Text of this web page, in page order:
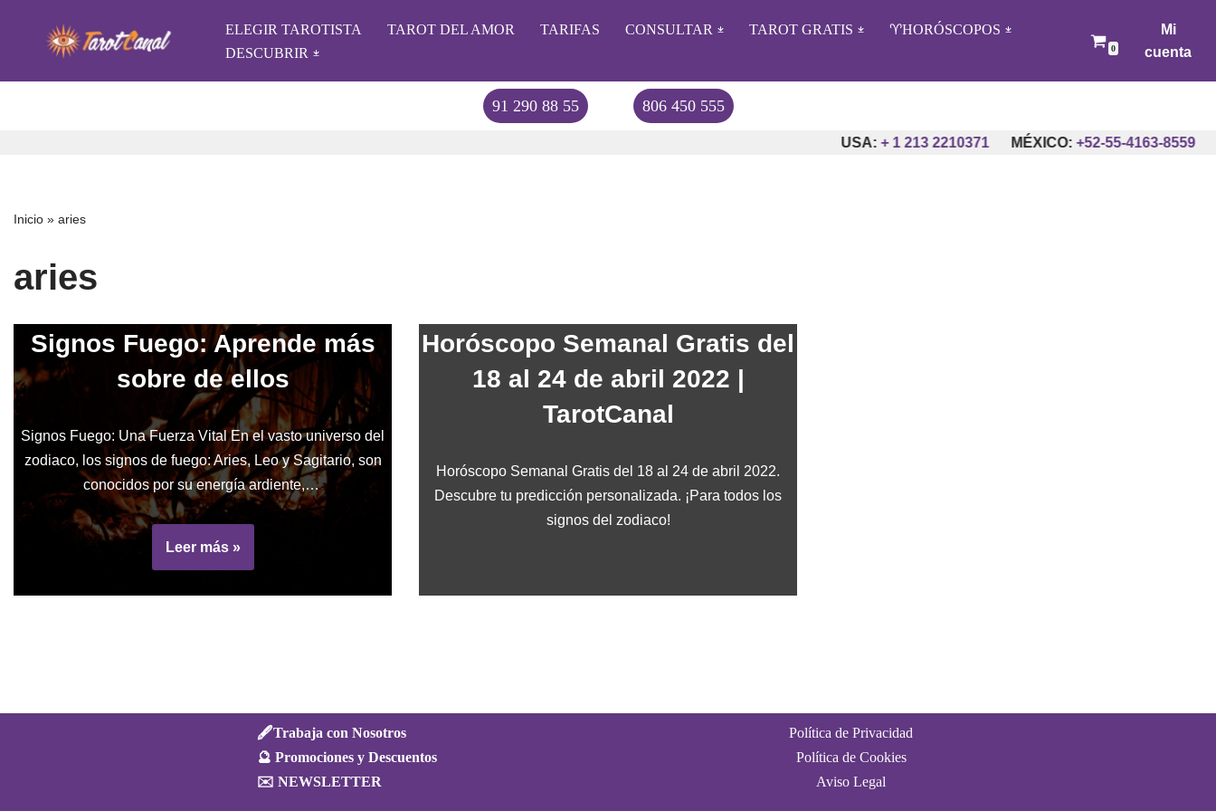
Saltar
ELEGIR TAROTISTA TAROT DEL AMOR TARIFAS CONSULTAR TAROT GRATIS
♈️HORÓSCOPOS
DESCUBRIR
0
Mi
cuenta
91 290 88 55 806 450 555
USA:+ 1 213 2210371 MÉXICO:+52-55-4163-8559
Inicio » aries
aries
Signos Fuego: Aprende más
sobre de ellos
Signos Fuego: Una Fuerza Vital En el vasto universo del
zodiaco, los signos de fuego: Aries, Leo y Sagitario, son
conocidos por su energía ardiente,…
Leer más »
Horóscopo Semanal Gratis del
18 al 24 de abril 2022 |
TarotCanal
Horóscopo Semanal Gratis del 18 al 24 de abril 2022.
Descubre tu predicción personalizada. ¡Para todos los
signos del zodiaco!
🖋️Trabaja con Nosotros
🔮 Promociones y Descuentos
✉️ NEWSLETTER
Política de Privacidad
Política de Cookies
Aviso Legal